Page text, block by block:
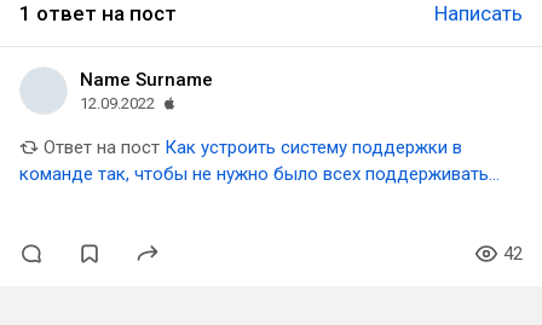
1 ответ на пост Написать
Name Surname
12.09.2022
Ответ на пост Как устроить систему поддержки в
команде так, чтобы не нужно было всех поддерживать
42